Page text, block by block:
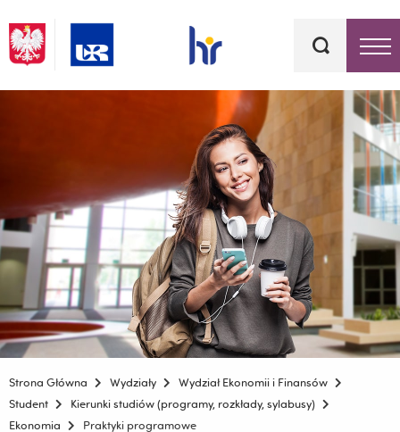
kluczowe
Strona Główna Wydziały
Wydział Ekonomii i Finansów
Student
Kierunki studiów (programy, rozkłady, sylabusy)
Ekonomia
Praktyki programowe